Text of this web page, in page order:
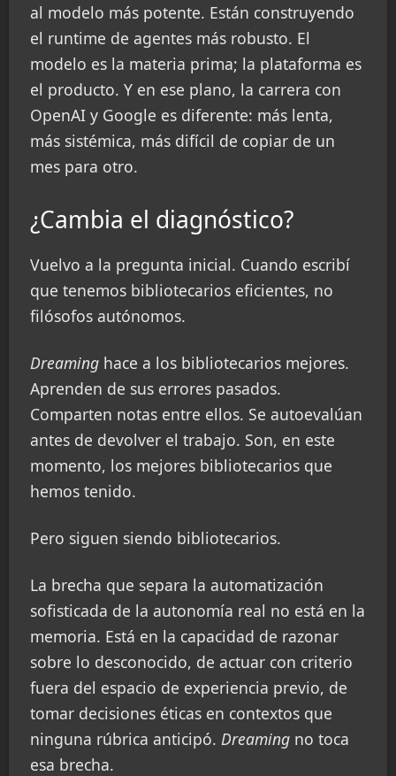
al modelo más potente. Están construyendo
el runtime de agentes más robusto. El
modelo es la materia prima; la plataforma es
el producto. Y en ese plano, la carrera con
OpenAI y Google es diferente: más lenta,
más sistémica, más difícil de copiar de un
mes para otro.
¿Cambia el diagnóstico?
Vuelvo a la pregunta inicial. Cuando escribí
que tenemos bibliotecarios eficientes, no
filósofos autónomos.
Dreaming hace a los bibliotecarios mejores.
Aprenden de sus errores pasados.
Comparten notas entre ellos. Se autoevalúan
antes de devolver el trabajo. Son, en este
momento, los mejores bibliotecarios que
hemos tenido.
Pero siguen siendo bibliotecarios.
La brecha que separa la automatización
sofisticada de la autonomía real no está en la
memoria. Está en la capacidad de razonar
sobre lo desconocido, de actuar con criterio
fuera del espacio de experiencia previo, de
tomar decisiones éticas en contextos que
ninguna rúbrica anticipó. Dreaming no toca
esa brecha.